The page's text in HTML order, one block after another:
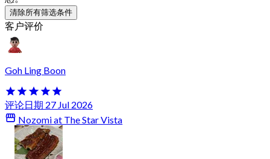
清除所有筛选条件
客户评价
Goh Ling Boon
评论日期 27 Jul 2026
Nozomi at The Star Vista